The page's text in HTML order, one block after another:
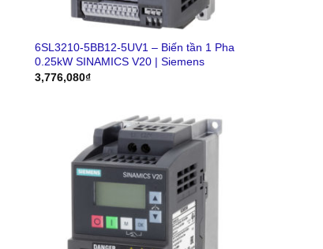
6SL3210-5BB12-5UV1 – Biến tần 1 Pha
0.25kW SINAMICS V20 | Siemens
3,776,080₫